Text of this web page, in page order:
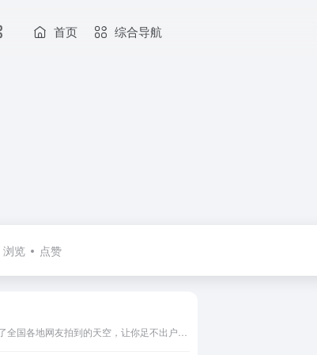
首页 综合导航
浏览 点赞